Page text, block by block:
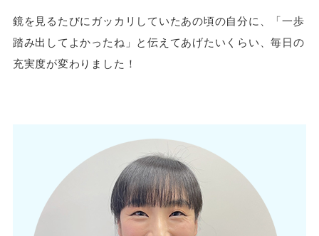
鏡を見るたびにガッカリしていたあの頃の自分に、「一歩
踏み出してよかったね」と伝えてあげたいくらい、毎日の
充実度が変わりました！